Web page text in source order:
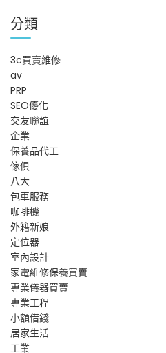
覽
分類
3c買賣維修
av
PRP
SEO優化
交友聯誼
企業
保養品代工
傢俱
八大
包車服務
咖啡機
外籍新娘
定位器
室內設計
家電維修保養買賣
專業儀器買賣
專業工程
小額借錢
居家生活
工業